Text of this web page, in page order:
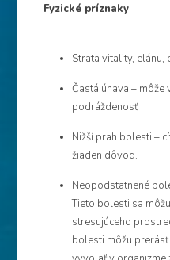
Fyzické príznaky
Strata vitality, elánu,
Častá únava – môže
podráždenosť
Nižší prah bolesti –
žiaden dôvod.
Neopodstatnené
Tieto bolesti sa
stresujúceho
bolesti môžu